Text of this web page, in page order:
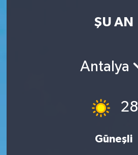
ŞU AN
Antalya
28
Güneşli